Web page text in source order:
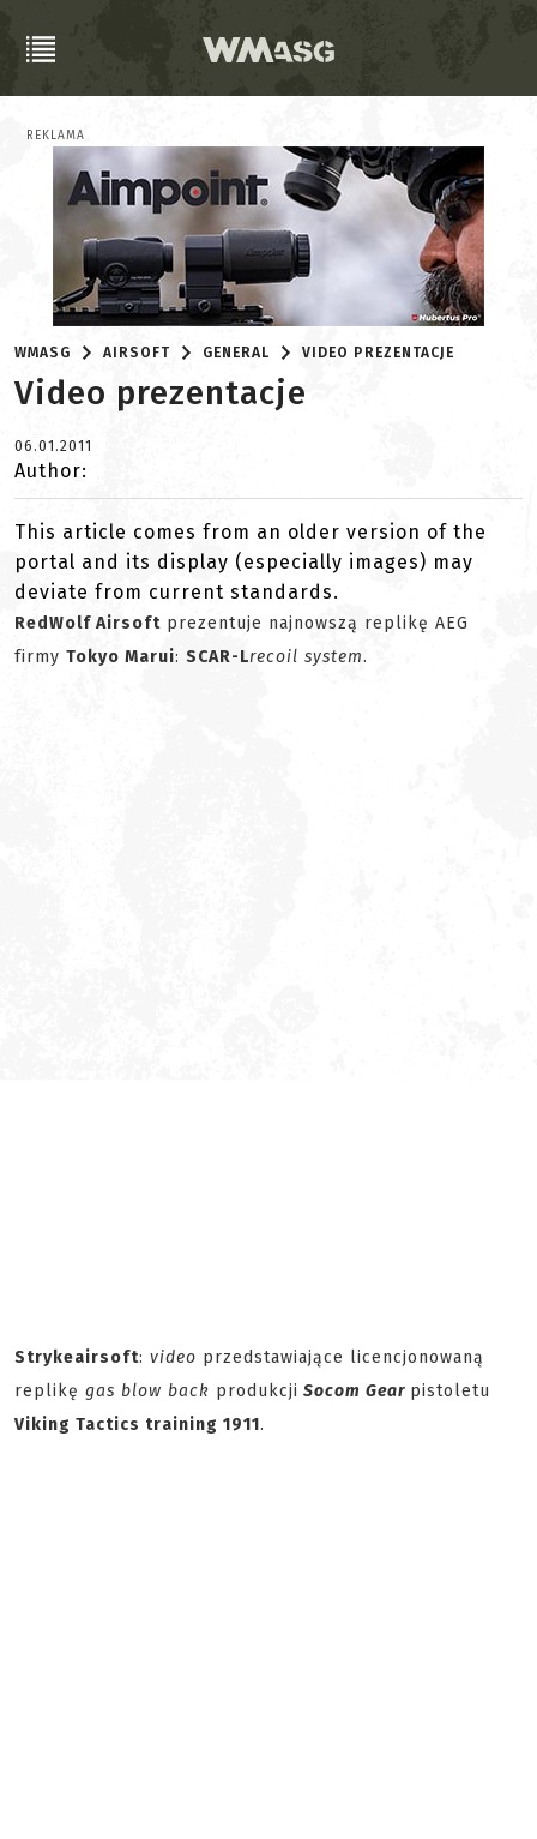
REKLAMA
WMASG AIRSOFT GENERAL VIDEO PREZENTACJE
Video prezentacje
06.01.2011
Author:
This article comes from an older version of the
portal and its display (especially images) may
deviate from current standards.
RedWolf Airsoft prezentuje najnowszą replikę AEG
firmy Tokyo Marui: SCAR-Lrecoil system.
Strykeairsoft: video przedstawiające licencjonowaną
replikę gas blow back produkcji Socom Gear pistoletu
Viking Tactics training 1911.